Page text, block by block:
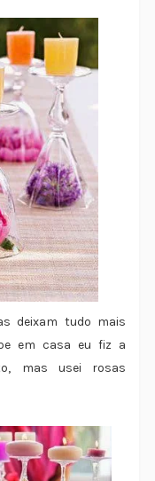
deixam tudo mais
em casa eu fiz a
mas usei rosas